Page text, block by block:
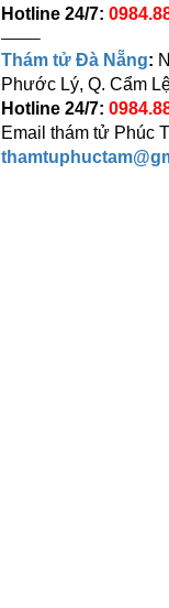
Hotline 24/7:
——–
Thám tử Đà Nẵng:
Phước Lý, Q. Cẩm
Hotline 24/7:
Email thám tử Phúc